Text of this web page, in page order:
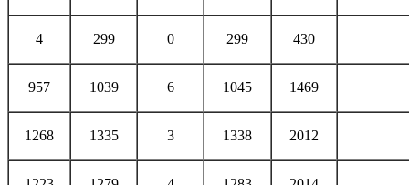
430
299
0
299
4
1469
1045
6
1039
957
2012
1338
3
1335
1268